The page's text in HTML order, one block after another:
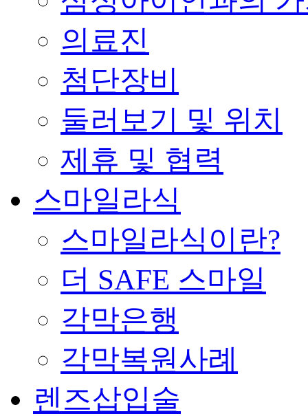
의료진
첨단장비
둘러보기 및 위치
제휴 및 협력
스마일라식
스마일라식이란?
더 SAFE 스마일
각막은행
각막복원사례
렌즈삽입술